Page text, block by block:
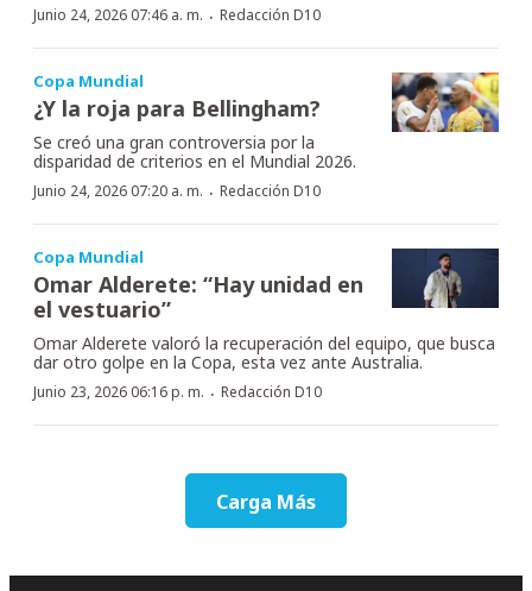
Junio 24, 2026 07:46 a. m. · Redacción D10
Copa Mundial
¿Y la roja para Bellingham?
Se creó una gran controversia por la
disparidad de criterios en el Mundial 2026.
Junio 24, 2026 07:20 a. m. · Redacción D10
Copa Mundial
Omar Alderete: “Hay unidad en
el vestuario”
Omar Alderete valoró la recuperación del equipo, que busca
dar otro golpe en la Copa, esta vez ante Australia.
Junio 23, 2026 06:16 p. m. · Redacción D10
Carga Más